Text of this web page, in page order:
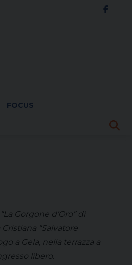
FOCUS
Gorgone d’Oro” di
“Salvatore
a Gela, nella terrazza a
libero.